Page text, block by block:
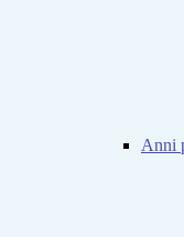
Anni